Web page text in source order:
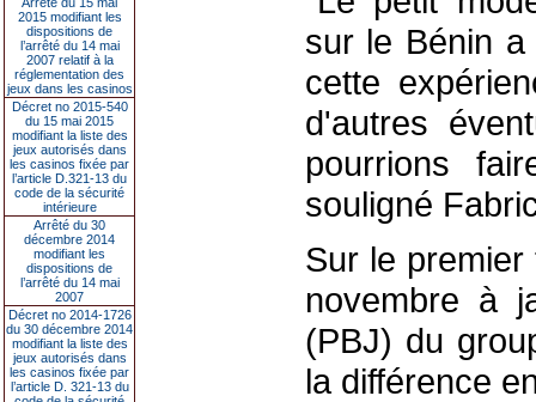
2015 modifiant les
dispositions de
l’arrêté du 14 mai
2007 relatif à la
réglementation des
jeux dans les casinos
Décret no 2015-540
du 15 mai 2015
modifiant la liste des
jeux autorisés dans
les casinos fixée par
l’article D.321-13 du
code de la sécurité
intérieure
Arrêté du 30
décembre 2014
modifiant les
dispositions de
l’arrêté du 14 mai
2007
Décret no 2014-1726
du 30 décembre 2014
modifiant la liste des
jeux autorisés dans
les casinos fixée par
l’article D. 321-13 du
sur le Bénin
cette
d'autres
pourrions
souligné
Sur le
novembre à
(PBJ) du
la différence